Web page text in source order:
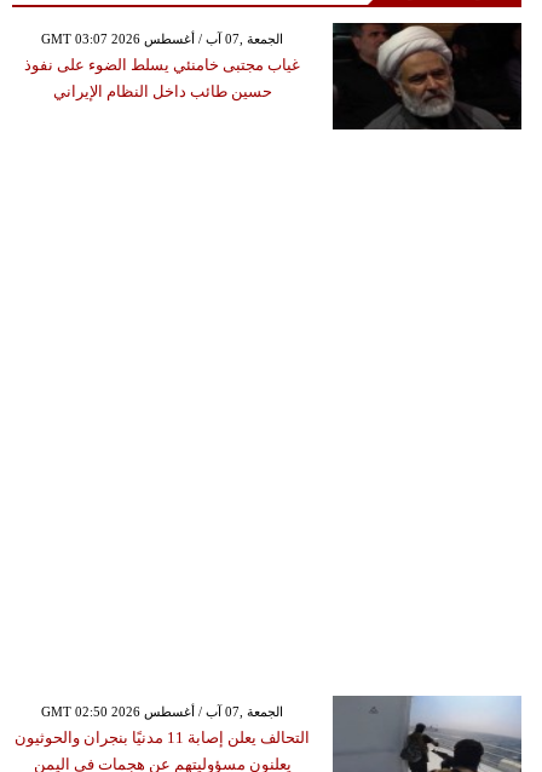
GMT 03:07 2026 الجمعة ,07 آب / أغسطس
غياب مجتبى خامنئي يسلط الضوء على نفوذ
حسين طائب داخل النظام الإيراني
GMT 02:50 2026 الجمعة ,07 آب / أغسطس
التحالف يعلن إصابة 11 مدنيًا بنجران والحوثيون
يعلنون مسؤوليتهم عن هجمات في اليمن